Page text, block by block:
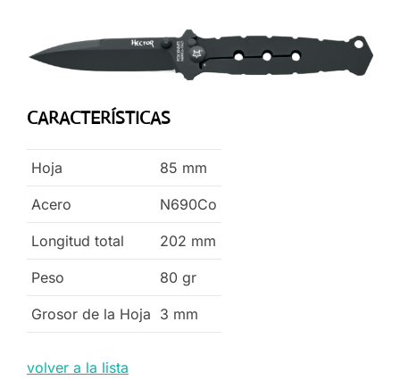
CARACTERÍSTICAS
Hoja 85 mm
Acero N690Co
Longitud total 202 mm
Peso 80 gr
Grosor de la Hoja 3 mm
volver a la lista